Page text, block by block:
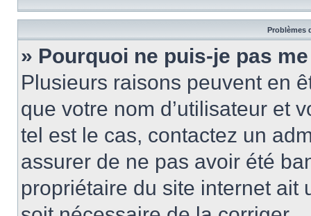
Problèmes
» Pourquoi ne puis-je pas
Plusieurs raisons peuvent en
que votre nom d’utilisateur et
tel est le cas, contactez un
assurer de ne pas avoir été
propriétaire du site internet ait